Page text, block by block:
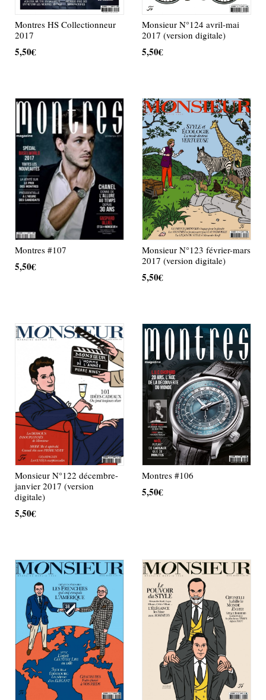
Montres HS Collectionneur
2017
5,50€
Monsieur N°124 avril-mai
2017 (version digitale)
5,50€
Montres #107
5,50€
Monsieur N°123 février-mars
2017 (version digitale)
5,50€
Monsieur N°122 décembre-
janvier 2017 (version
digitale)
5,50€
Montres #106
5,50€